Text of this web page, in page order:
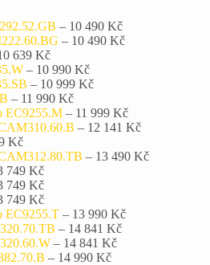
– 10 490 Kč
– 10 490 Kč
639 Kč
– 10 990 Kč
– 10 999 Kč
– 11 990 Kč
EC9255.M – 11 999 Kč
– 12 141 Kč
Kč
– 13 490 Kč
749 Kč
749 Kč
749 Kč
EC9255.T – 13 990 Kč
– 14 841 Kč
– 14 841 Kč
– 14 990 Kč